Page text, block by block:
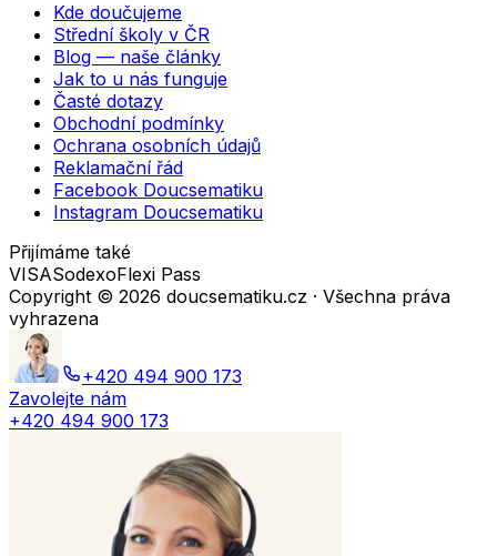
Kde doučujeme
Střední školy v ČR
Blog — naše články
Jak to u nás funguje
Časté dotazy
Obchodní podmínky
Ochrana osobních údajů
Reklamační řád
Facebook Doucsematiku
Instagram Doucsematiku
Přijímáme také
VISASodexoFlexi Pass
Copyright © 2026 doucsematiku.cz · Všechna práva
vyhrazena
+420 494 900 173
Zavolejte nám
+420 494 900 173